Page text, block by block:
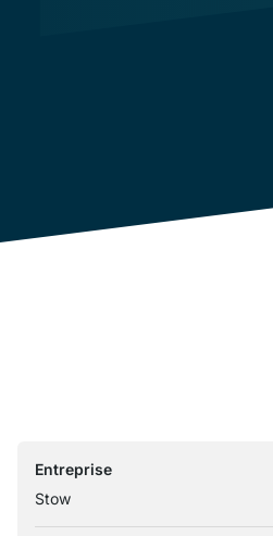
Entreprise
Stow